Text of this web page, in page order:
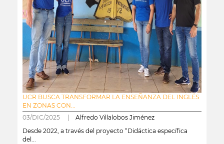
UCR BUSCA TRANSFORMAR LA ENSEÑANZA DEL INGLÉS
EN ZONAS CON...
03/DIC/2025 | Alfredo Villalobos Jiménez
Desde 2022, a través del proyecto “Didáctica específica
del...